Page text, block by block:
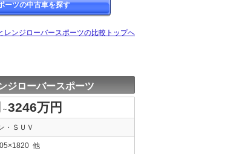
ーツの中古車を探す
レンジローバースポーツの比較トップへ
ジローバースポーツ
～3246万円
・ＳＵＶ
他